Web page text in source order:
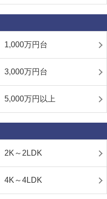
1,000万円台
3,000万円台
5,000万円以上
2K～2LDK
4K～4LDK